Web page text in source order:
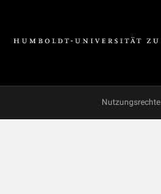
Nutzungsrechte